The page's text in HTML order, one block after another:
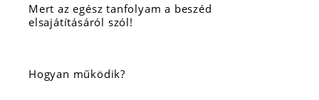
Mert az egész tanfolyam a beszéd
elsajátításáról szól!
Hogyan működik?